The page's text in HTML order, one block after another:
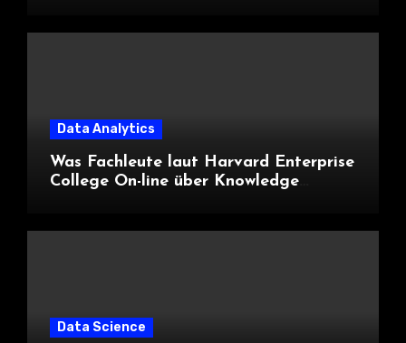
Data Analytics
Was Fachleute laut Harvard Enterprise
College On-line über Knowledge
Data Science